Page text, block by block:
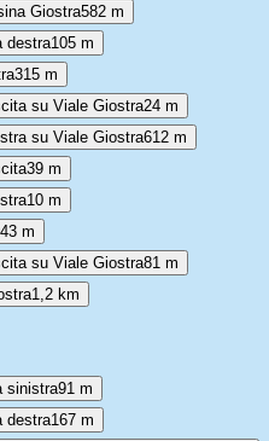
Giostra582 m
destra105 m
315 m
su Viale Giostra24 m
su Viale Giostra612 m
39 m
10 m
m
su Viale Giostra81 m
1,2 km
sinistra91 m
destra167 m